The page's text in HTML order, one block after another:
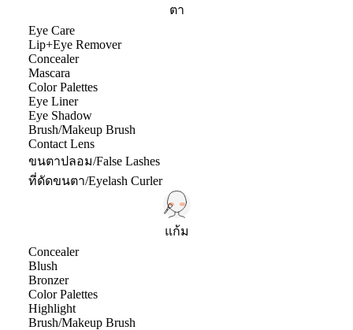
ตา
Eye Care
Lip+Eye Remover
Concealer
Mascara
Color Palettes
Eye Liner
Eye Shadow
Brush/Makeup Brush
Contact Lens
ขนตาปลอม/False Lashes
ที่ดัดขนตา/Eyelash Curler
แก้ม
Concealer
Blush
Bronzer
Color Palettes
Highlight
Brush/Makeup Brush